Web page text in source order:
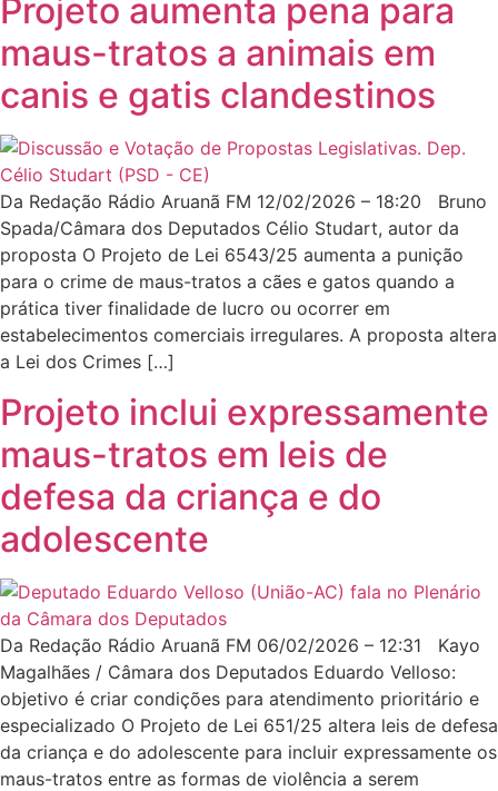
Projeto aumenta pena para
maus-tratos a animais em
canis e gatis clandestinos
Da Redação Rádio Aruanã FM 12/02/2026 – 18:20 Bruno
Spada/Câmara dos Deputados Célio Studart, autor da
proposta O Projeto de Lei 6543/25 aumenta a punição
para o crime de maus-tratos a cães e gatos quando a
prática tiver finalidade de lucro ou ocorrer em
estabelecimentos comerciais irregulares. A proposta altera
a Lei dos Crimes […]
Projeto inclui expressamente
maus-tratos em leis de
defesa da criança e do
adolescente
Da Redação Rádio Aruanã FM 06/02/2026 – 12:31 Kayo
Magalhães / Câmara dos Deputados Eduardo Velloso:
objetivo é criar condições para atendimento prioritário e
especializado O Projeto de Lei 651/25 altera leis de defesa
da criança e do adolescente para incluir expressamente os
maus-tratos entre as formas de violência a serem